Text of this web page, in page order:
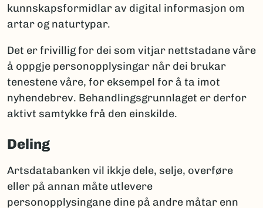
kunnskapsformidlar av digital informasjon om
artar og naturtypar.
Det er frivillig for dei som vitjar nettstadane våre
å oppgje personopplysingar når dei brukar
tenestene våre, for eksempel for å ta imot
nyhendebrev. Behandlingsgrunnlaget er derfor
aktivt samtykke frå den einskilde.
Deling
Artsdatabanken vil ikkje dele, selje, overføre
eller på annan måte utlevere
personopplysingane dine på andre måtar enn